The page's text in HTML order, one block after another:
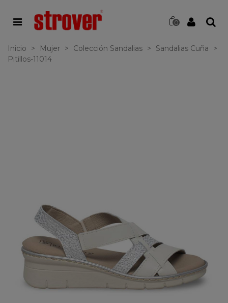
0
Inicio > Mujer > Colección Sandalias > Sandalias Cuña
>
Pitillos-11014